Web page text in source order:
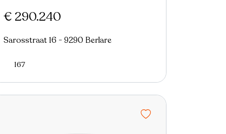
€ 290.240
Sarosstraat 16 - 9290 Berlare
167